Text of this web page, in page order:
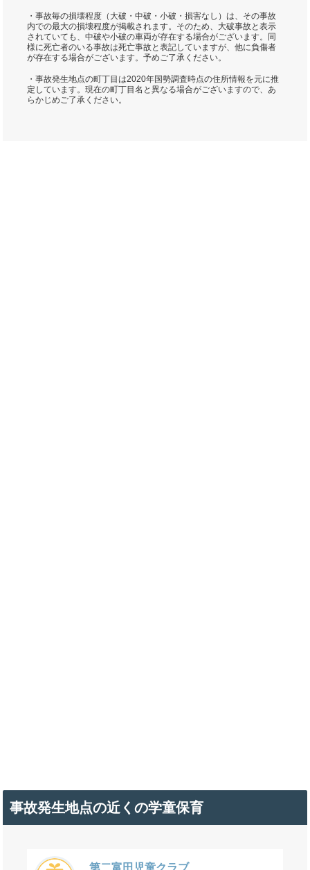
・事故毎の損壊程度（大破・中破・小破・損害なし）は、その事故
内での最大の損壊程度が掲載されます。そのため、大破事故と表示
されていても、中破や小破の車両が存在する場合がございます。同
様に死亡者のいる事故は死亡事故と表記していますが、他に負傷者
が存在する場合がございます。予めご了承ください。
・事故発生地点の町丁目は2020年国勢調査時点の住所情報を元に推
定しています。現在の町丁目名と異なる場合がございますので、あ
らかじめご了承ください。
事故発生地点の近くの学童保育
第二富田児童クラブ